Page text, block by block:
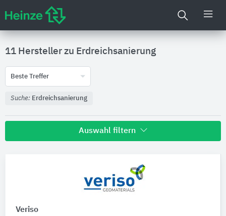
11 Hersteller zu Erdreichsanierung
Beste Treffer
Suche: Erdreichsanierung
Auswahl filtern
Umweltdeklarationen (EPDs)
Veriso